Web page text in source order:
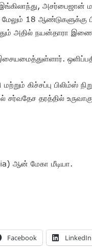
அசர்பைஜான்
மேலும் 18 ஆண்டுகளுக்கு
அதில் நயன்தாரா
கிச்சப்பு பிலிம்ஸ்
தரத்தில்
ஆன் மேகா மீடியா.
Facebook LinkedIn